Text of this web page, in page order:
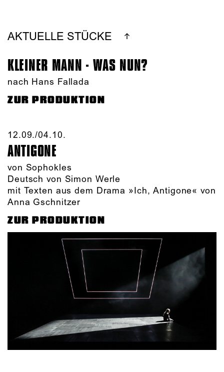
AKTUELLE STÜCKE
KLEINER MANN - WAS NUN?
nach Hans Fallada
ZUR PRODUKTION
12.09./​04.10.​
ANTIGONE
von Sophokles
Deutsch von Simon Werle
mit Texten aus dem Drama »Ich, Antigone« von
Anna Gschnitzer
ZUR PRODUKTION